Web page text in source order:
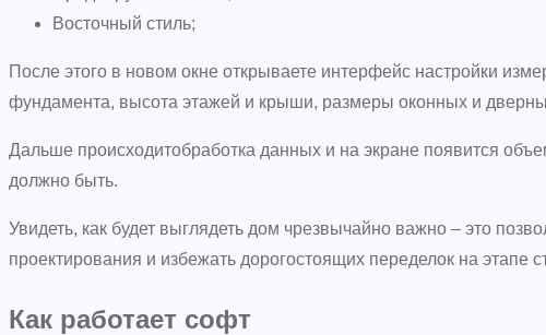
Восточный стиль;
После этого в новом окне открываете интерфейс настройки
фундамента, высота этажей и крыши, размеры оконных и
Дальше происходитобработка данных и на экране появится
должно быть.
Увидеть, как будет выглядеть дом чрезвычайно важно – это
проектирования и избежать дорогостоящих переделок на этапе
Как работает софт